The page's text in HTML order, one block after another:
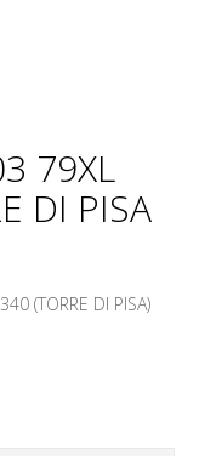
79XL
DI PISA
(TORRE DI PISA)